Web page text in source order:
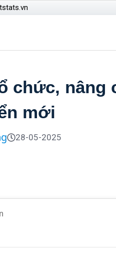
chức, nâng
mới
28-05-2025